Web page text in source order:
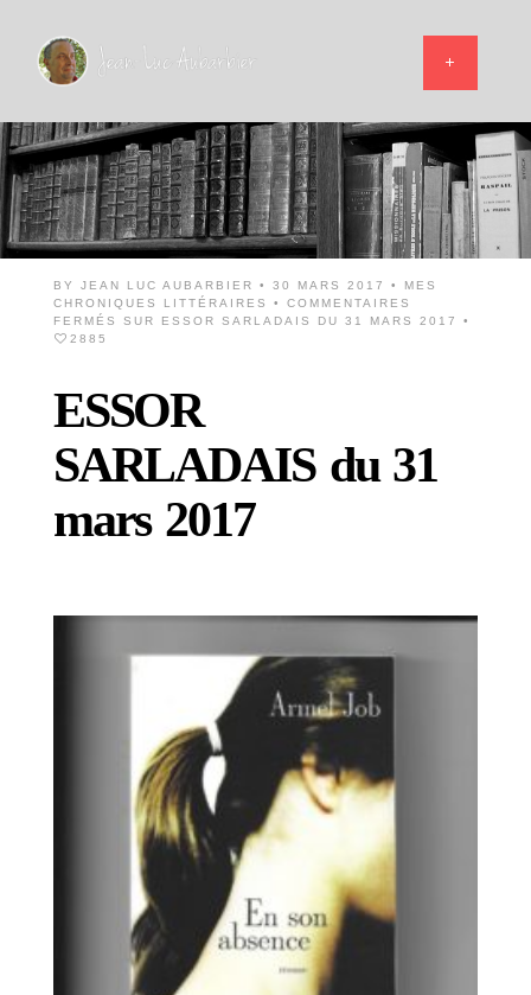
BY JEAN LUC AUBARBIER • 30 MARS 2017 •
MES
CHRONIQUES LITTÉRAIRES
• COMMENTAIRES
FERMÉS
SUR ESSOR SARLADAIS DU 31 MARS 2017
•
2885
ESSOR
SARLADAIS du 31
mars 2017